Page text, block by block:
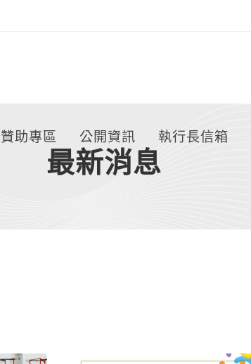
助專區 公開資訊 執行長信箱
最新消息